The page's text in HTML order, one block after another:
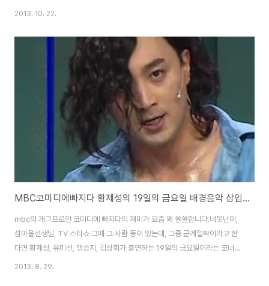
디서 많이 들어본듯한 음악이 검색이 되네요~PAUL MAURIAT - EL BIMBO
주되기도 하고, 클래식 기타, 일반 가수들의 리메이크 등 다양한 음악으로 편곡
되어서 나와있더군요.원곡이 영화에 삽입된것인지 애매하지만, 암튼 영화로 유
명해진듯한데, 영화정보는 naver movie, daum movie 모두에 정보가 없
고, 폴 모리아라는 분은 영화음악으로 유명한 분으로 내한공연도 여러차례했다
2013. 10. 22.
MBC코미디에빠지다 황제성의 19일의 금요일 배경음악 삽입곡, Nina Simone-Feeling Good 노래듣기
mbc의 개그프로인 코미디에 빠지다의 재미가 요즘 꽤 쏠쏠합니다.네못난이,
섬마을선생님, TV 스타쇼 그때 그 사람 등이 있는데, 그중 군계일학이라고 한
다면 황제성, 유미선, 맹승지, 김상희가 출연하는 19일의 금요일이라는 코너인
데, 예전 SBS 웃찾사의 리마리오의 느끼한 유머와 비슷한 코드인데, 꽤 재미있
2013. 8. 29.